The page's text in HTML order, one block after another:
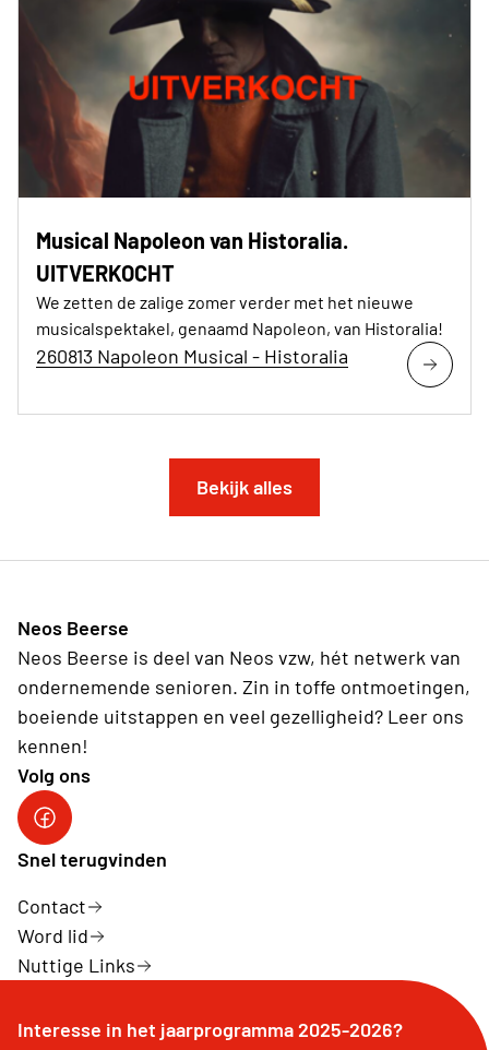
Musical Napoleon van Historalia.
UITVERKOCHT
We zetten de zalige zomer verder met het nieuwe
musicalspektakel, genaamd Napoleon, van Historalia!
260813 Napoleon Musical - Historalia
Bekijk alles
Neos Beerse
Neos Beerse is deel van Neos vzw, hét netwerk van
ondernemende senioren. Zin in toffe ontmoetingen,
boeiende uitstappen en veel gezelligheid? Leer ons
kennen!
Volg ons
Facebook
Snel terugvinden
Contact
Word lid
Nuttige Links
Interesse in het jaarprogramma 2025-2026?